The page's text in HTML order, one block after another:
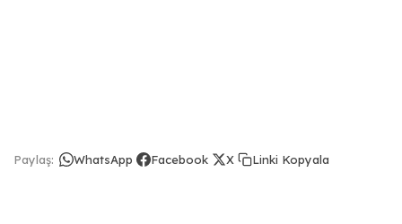
Paylaş: WhatsApp Facebook X Linki Kopyala